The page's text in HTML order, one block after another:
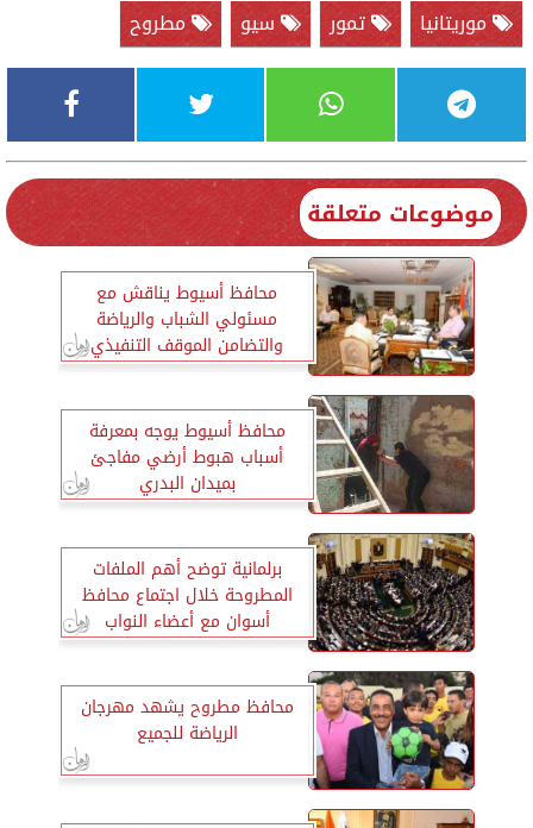
موريتانيا
تمور سيو مطروح
موضوعات متعلقة
محافظ أسيوط يناقش مع
مسئولي الشباب والرياضة
والتضامن الموقف التنفيذي
لمشروعات ”حياة كريمة”
محافظ أسيوط يوجه بمعرفة
أسباب هبوط أرضي مفاجئ
بميدان البدري
برلمانية توضح أهم الملفات
المطروحة خلال اجتماع محافظ
أسوان مع أعضاء النواب
محافظ مطروح يشهد مهرجان
الرياضة للجميع